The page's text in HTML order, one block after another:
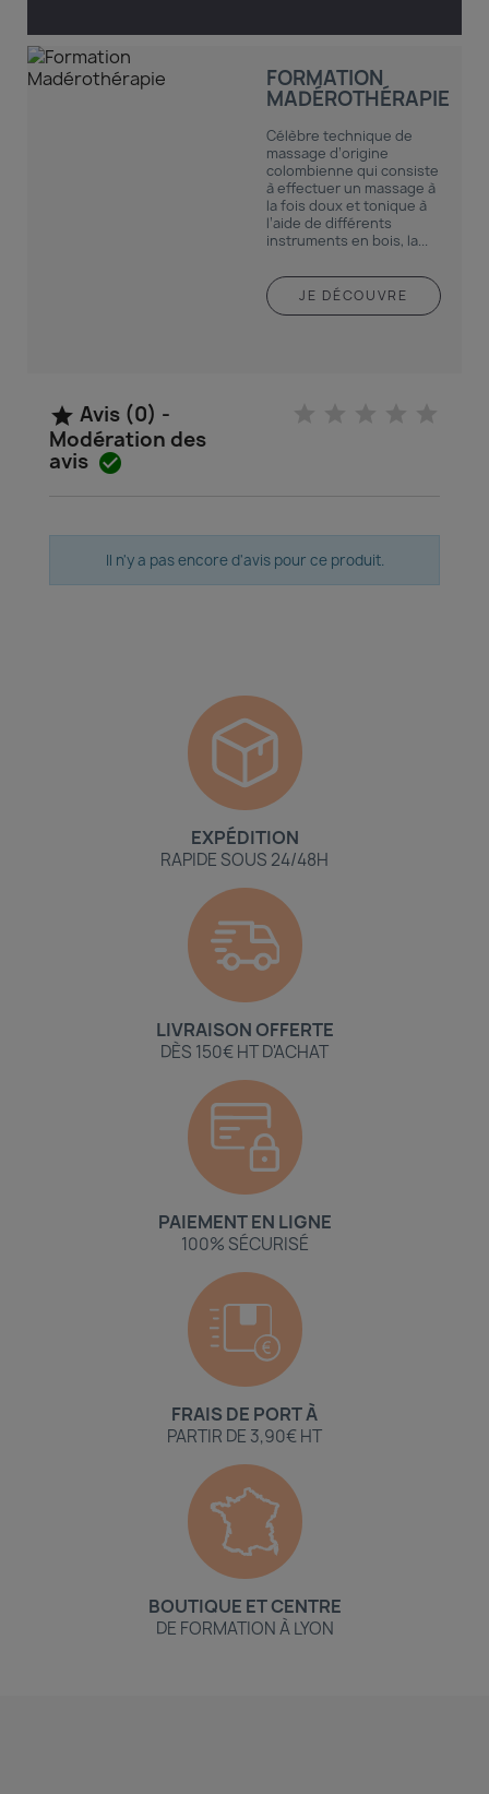
FORMATION
MADÉROTHÉRAPIE
Célèbre technique de
massage d’origine
colombienne qui consiste
à effectuer un massage à
la fois doux et tonique à
l’aide de différents
instruments en bois, la...
JE DÉCOUVRE
 Avis (0) -
Modération des
avis 
Il n'y a pas encore d'avis pour ce produit.
EXPÉDITION
RAPIDE SOUS 24/48H
LIVRAISON OFFERTE
DÈS 150€ HT D'ACHAT
PAIEMENT EN LIGNE
100% SÉCURISÉ
FRAIS DE PORT À
PARTIR DE 3,90€ HT
BOUTIQUE ET CENTRE
DE FORMATION À LYON